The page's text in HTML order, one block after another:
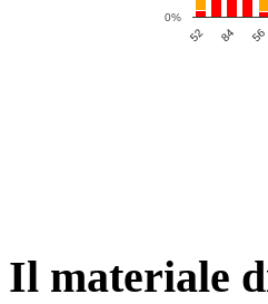
52 84 56
0%
Il materiale